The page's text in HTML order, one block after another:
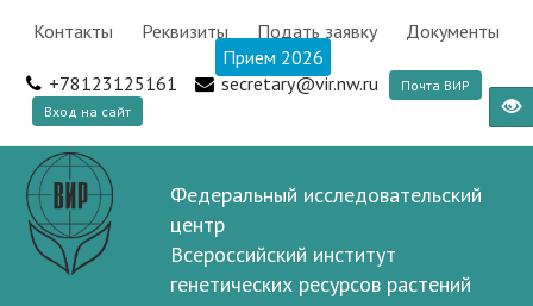
Контакты Реквизиты Подать заявку
Документы
Прием 2026
+78123125161
secretary@vir.nw.ru
Почта ВИР
Вход на сайт
Федеральный исследовательский
центр
Всероссийский институт
генетических ресурсов растений